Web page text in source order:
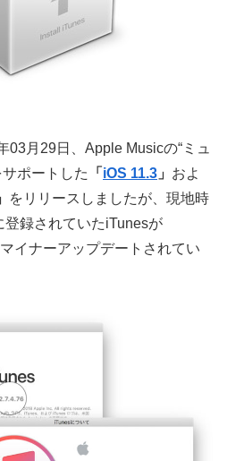
月29日、Apple Musicの“ミュ
ポートした
「 iOS 11.3 」 およ
」
をリリースしましたが、現地時
録されていたiTunesが
イナーアップデートされてい